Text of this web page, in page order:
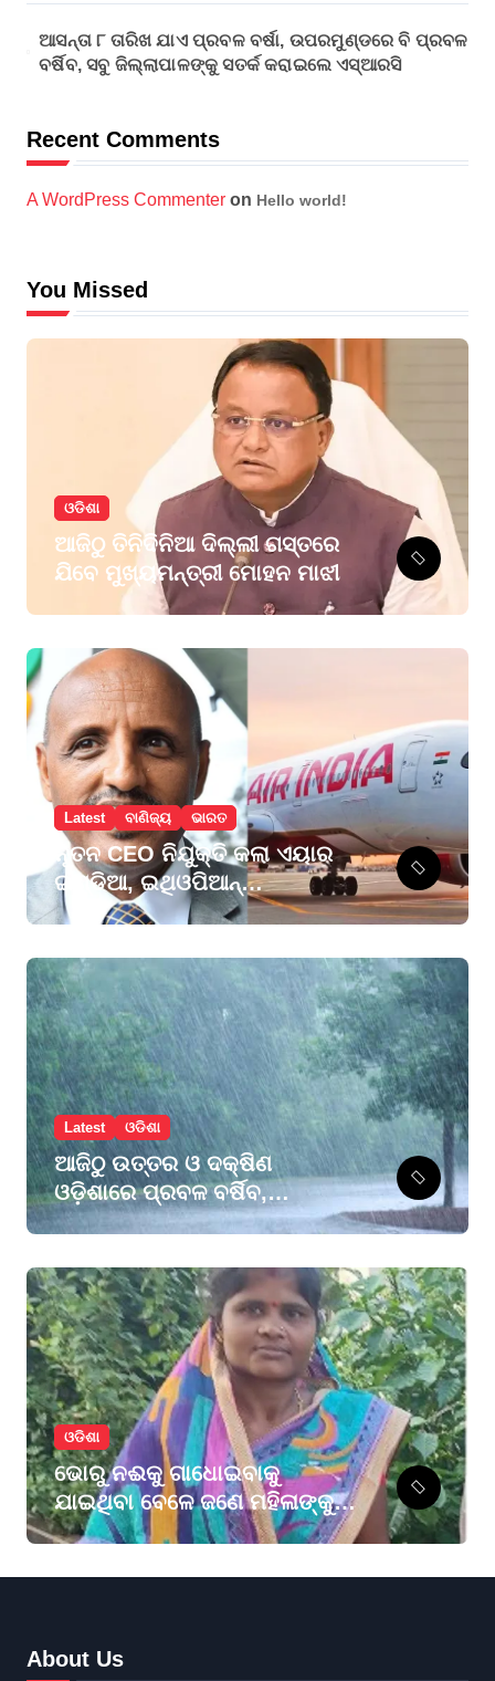
ଆସନ୍ତା ୮ ତାରିଖ ଯାଏ ପ୍ରବଳ ବର୍ଷା, ଉପରମୁଣ୍ଡରେ ବି ପ୍ରବଳ
ବର୍ଷିବ, ସବୁ ଜିଲ୍ଲାପାଳଙ୍କୁ ସତର୍କ କରାଇଲେ ଏସ୍‌ଆରସି
Recent Comments
A WordPress Commenter on Hello world!
You Missed
ଓଡିଶା
ଆଜିଠୁ ତିନିଦିନିଆ ଦିଲ୍ଲୀ ଗସ୍ତରେ
ଯିବେ ମୁଖ୍ୟମନ୍ତ୍ରୀ ମୋହନ ମାଝୀ
Latest ବାଣିଜ୍ୟ ଭାରତ
ନୂତନ CEO ନିଯୁକ୍ତି କଲା ଏୟାର
ଇଣ୍ଡିଆ, ଇଥିଓପିଆନ୍
ଏୟାରଲାଇନ୍ସ ଗ୍ରୁପର ପୂର୍ବତନ
Latest ଓଡିଶା
ଆଜିଠୁ ଉତ୍ତର ଓ ଦକ୍ଷିଣ
ଓଡ଼ିଶାରେ ପ୍ରବଳ ବର୍ଷିବ,
ମୟୂରଭଞ୍ଜ ଓ କେନ୍ଦୁଝରକୁ
ୟେଲୋ ୱାର୍ଣ୍ଣିଂ
ଓଡିଶା
ଭୋରୁ ନଈକୁ ଗାଧୋଇବାକୁ
ଯାଇଥିବା ବେଳେ ଜଣେ ମହିଳାଙ୍କୁ
କୁମ୍ଭୀର ଟାଣିନେଲା
About Us